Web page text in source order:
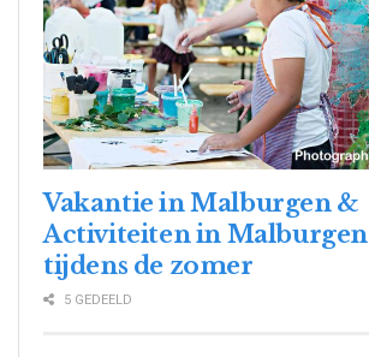
Vakantie in Malburgen &
Activiteiten in Malburgen
tijdens de zomer
5 GEDEELD